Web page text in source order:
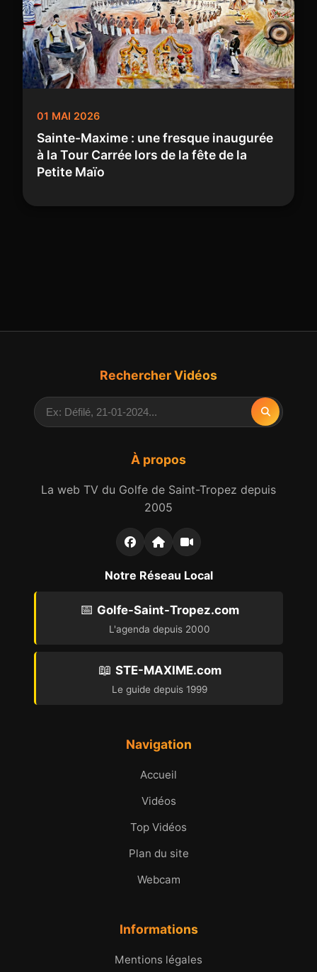
01 MAI 2026
Sainte-Maxime : une fresque inaugurée
à la Tour Carrée lors de la fête de la
Petite Maïo
À propos
La web TV du Golfe de Saint-Tropez depuis
2005
Notre Réseau Local
📅 Golfe-Saint-Tropez.com
L'agenda depuis 2000
📖 STE-MAXIME.com
Le guide depuis 1999
Navigation
Accueil
Vidéos
Top Vidéos
Plan du site
Webcam
Informations
Mentions légales
Rechercher Vidéos